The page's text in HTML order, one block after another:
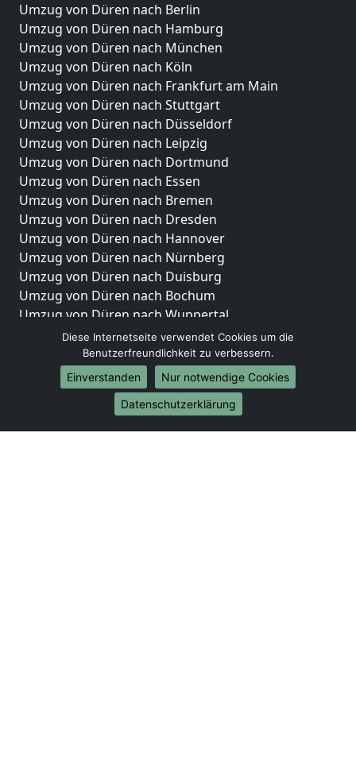
Umzug von Düren nach Berlin
Umzug von Düren nach Hamburg
Umzug von Düren nach München
Umzug von Düren nach Köln
Umzug von Düren nach Frankfurt am Main
Umzug von Düren nach Stuttgart
Umzug von Düren nach Düsseldorf
Umzug von Düren nach Leipzig
Umzug von Düren nach Dortmund
Umzug von Düren nach Essen
Umzug von Düren nach Bremen
Umzug von Düren nach Dresden
Umzug von Düren nach Hannover
Umzug von Düren nach Nürnberg
Umzug von Düren nach Duisburg
Umzug von Düren nach Bochum
Umzug von Düren nach Wuppertal
Umzug von Düren nach Bielefeld
Umzug von Düren nach Bonn
Umzug von Düren nach Münster
Internationale-Umzüge
Umzug von Düren nach Brasilien
Diese Internetseite verwendet Cookies um die
Benutzerfreundlichkeit zu verbessern.
Einverstanden
Nur notwendige Cookies
Datenschutzerklärung